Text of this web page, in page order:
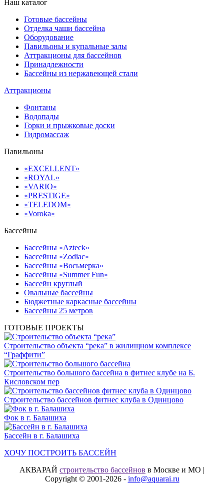
Наш каталог
Готовые бассейны
Отделка чаши бассейна
Оборудование
Павильоны и купальные залы
Аттракционы для бассейнов
Принадлежности
Бассейны из нержавеющей стали
Аттракционы
Фонтаны
Водопады
Горки и прыжковые доски
Гидромассаж
Павильоны
«EXCELLENT»
«ROYAL»
«VARIO»
«PRESTIGE»
«TELEDOM»
«Voroka»
Бассейны
Бассейны «Azteck»
Бассейны «Zodiac»
Бассейны «Восьмерка»
Бассейны «Summer Fun»
Бассейн круглый
Овальные бассейны
Бюджетные каркасные бассейны
Бассейны 25 метров
ГОТОВЫЕ ПРОЕКТЫ
Строительство объекта “река” в жилищном комплексе
“Граффити”
Строительство большого бассейна в фитнес клубе на Б.
Кисловском пер
Строительство бассейнов фитнес клуба в Одинцово
Фок в г. Балашиха
Бассейн в г. Балашиха
ХОЧУ ПОСТРОИТЬ БАССЕЙН
АКВАРАЙ строительство бассейнов в Москве и МО |
Copyright © 2001-2026 - info@aquarai.ru